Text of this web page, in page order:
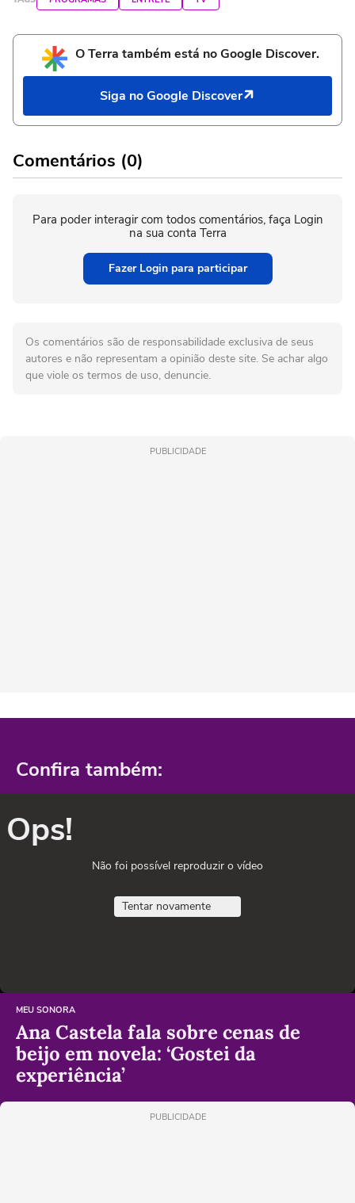
O Terra também está no Google Discover.
Siga no Google Discover
Comentários (0)
Para poder interagir com todos comentários, faça Login
na sua conta Terra
Fazer Login para participar
Os comentários são de responsabilidade exclusiva de seus
autores e não representam a opinião deste site. Se achar algo
que viole os termos de uso, denuncie.
PUBLICIDADE
Confira também:
Ops!
Não foi possível reproduzir o vídeo
Tentar novamente
MEU SONORA
Ana Castela fala sobre cenas de
beijo em novela: ‘Gostei da
experiência’
PUBLICIDADE